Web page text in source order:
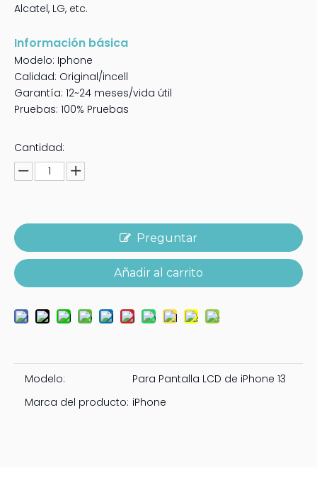
Alcatel, LG, etc.
Información básica
Modelo: Iphone
Calidad: Original/incell
Garantía: 12~24 meses/vida útil
Pruebas: 100% Pruebas
Cantidad:
Preguntar
Añadir al carrito
Modelo:
Para Pantalla LCD de iPhone 13
Marca del producto: iPhone